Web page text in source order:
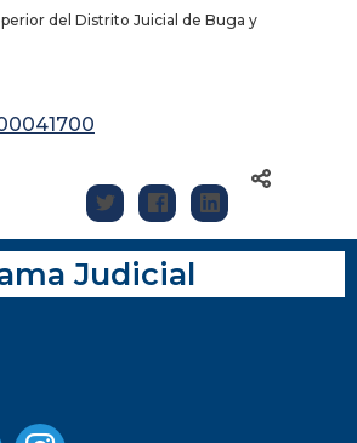
del Distrito Juicial de Buga y
Judicial